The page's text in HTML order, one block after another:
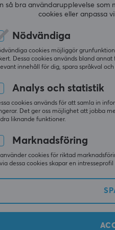
Andra
så bra användarupplevelse som
cookies eller anpassa
Nödvändiga
cookies möjliggör
Dessa cookies används bland
innehåll för dig, spara språkval
Analys och statistik
cookies används för att samla in
Det ger oss möjlighet att jobba
liknande funktioner.
Marknadsföring
cookies för riktad
dessa cookies skapar en